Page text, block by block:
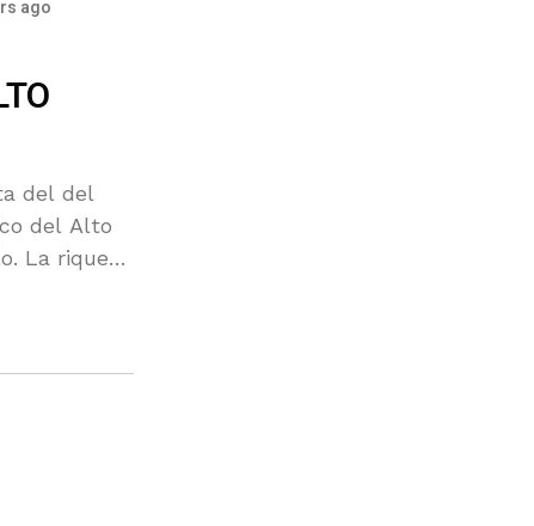
ago
del del
del Alto
La riqueza